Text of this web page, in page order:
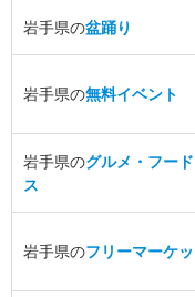
岩手県の盆踊り
岩手県の無料イベント
岩手県のグルメ・フー
ス
岩手県のフリーマーケ